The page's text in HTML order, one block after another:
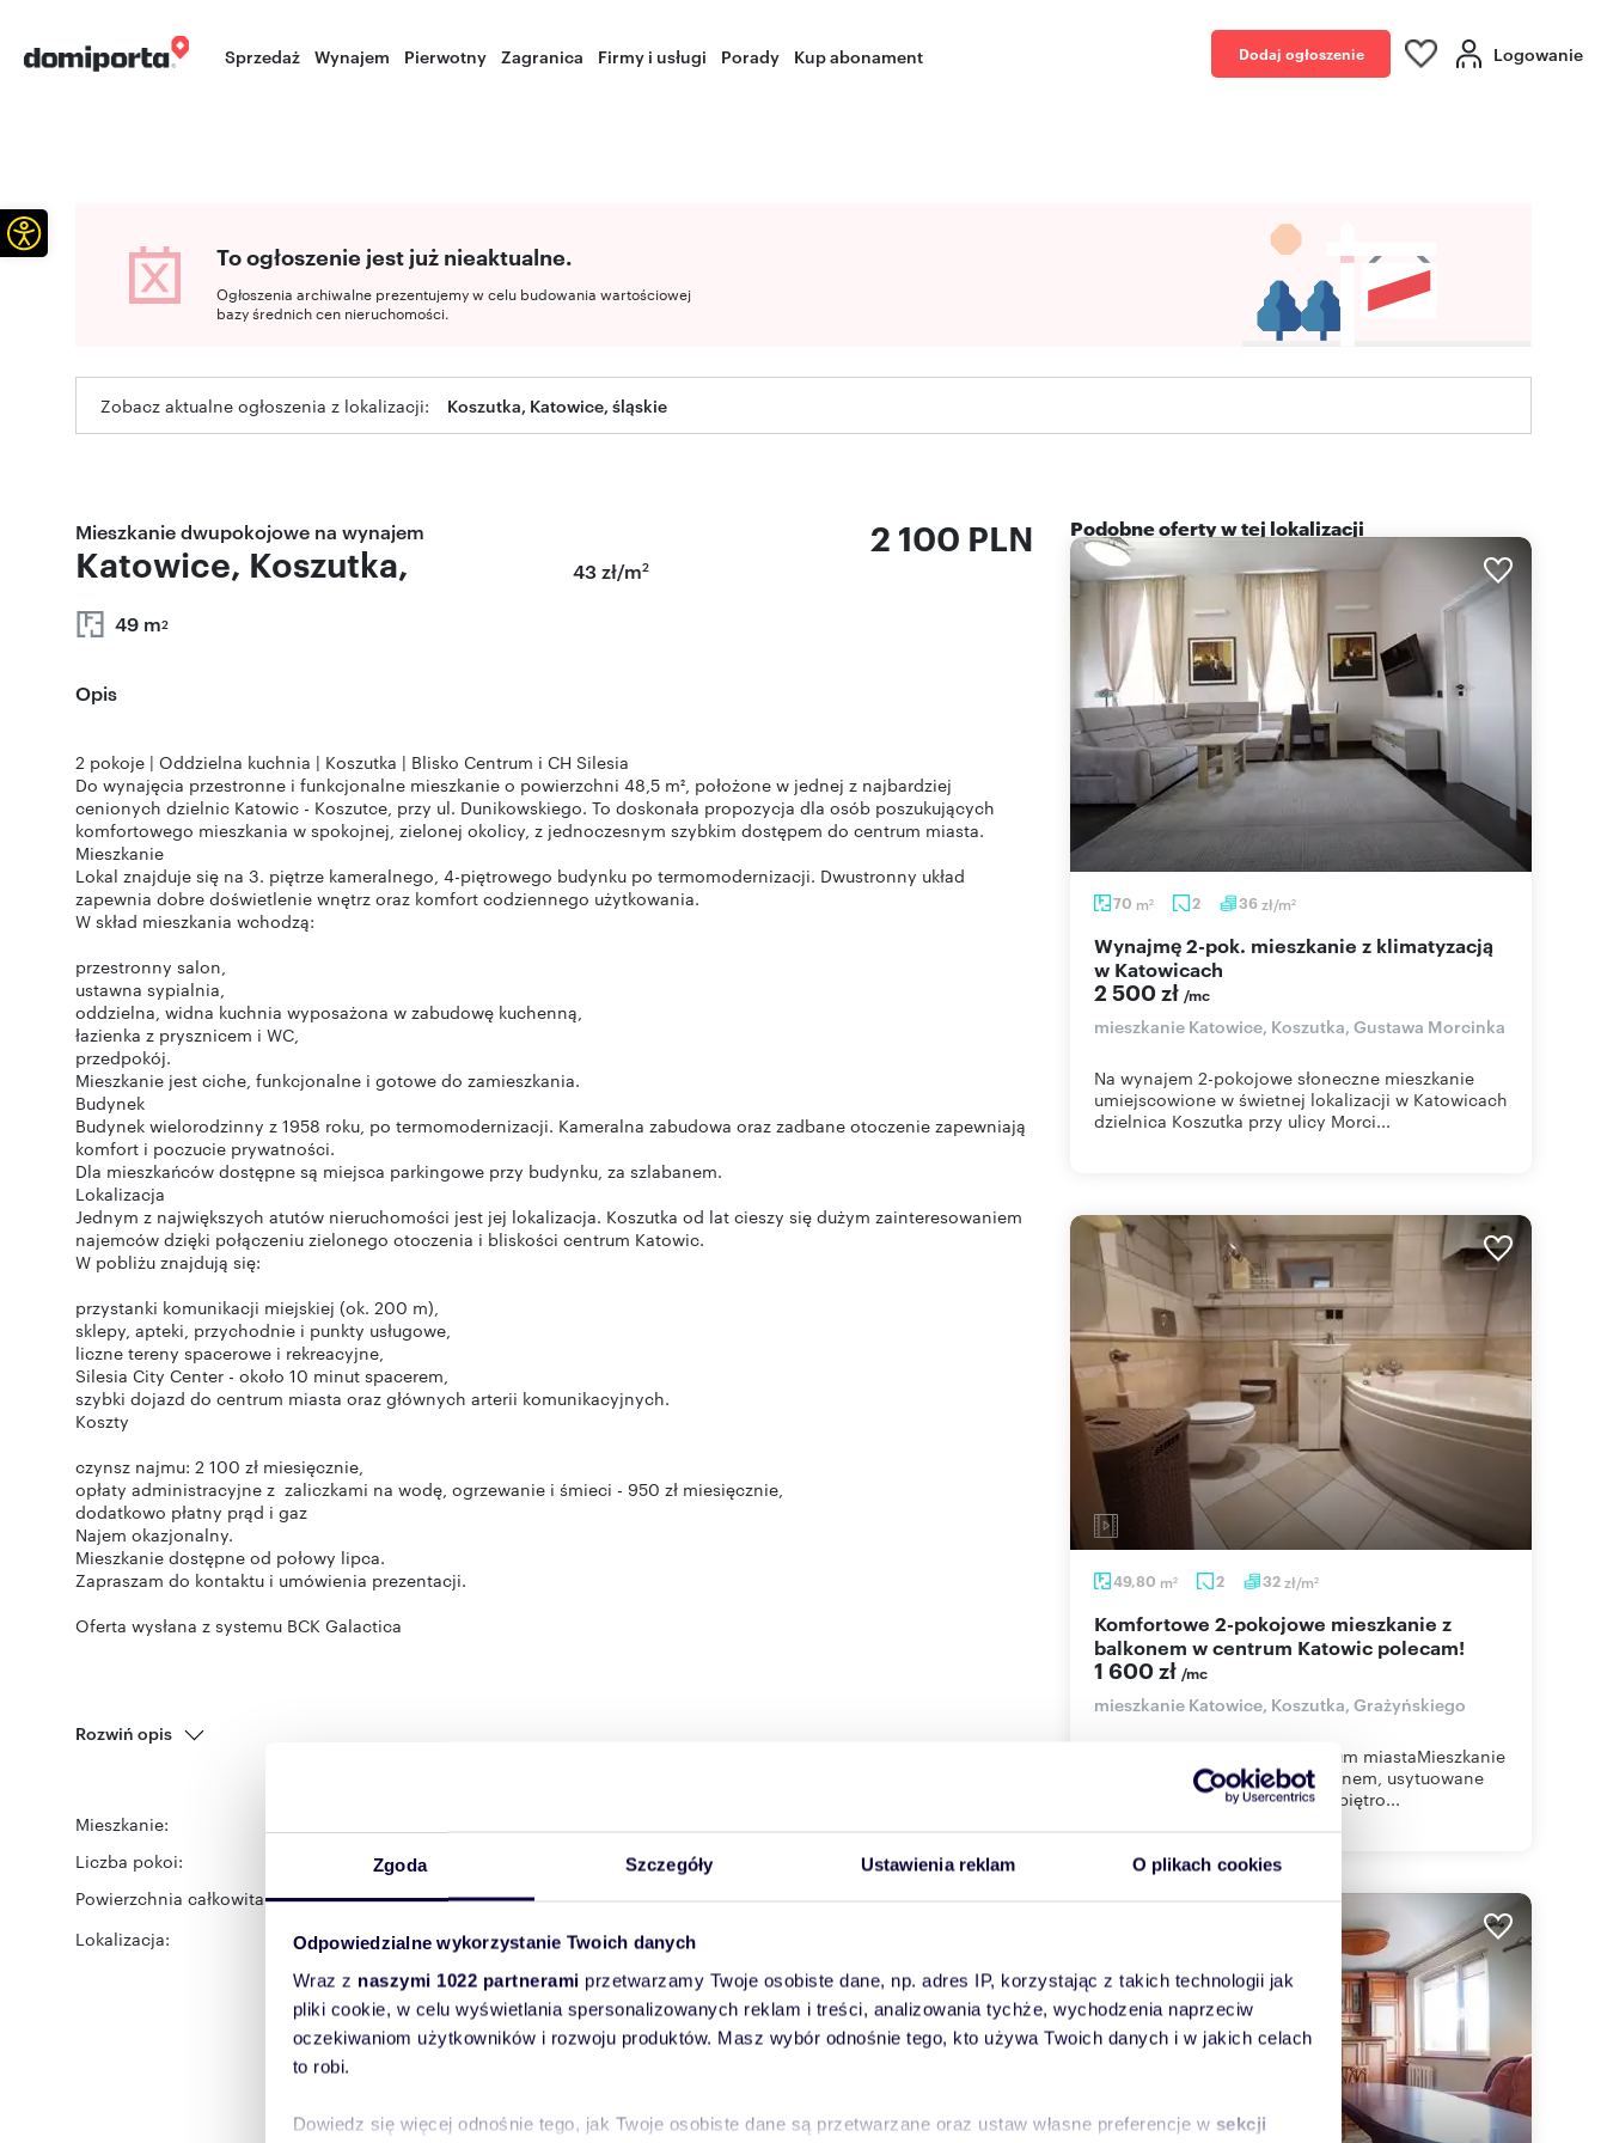
Zgoda Szczegóły Ustawienia reklam O plikach cookies
Odpowiedzialne wykorzystanie Twoich danych
Wraz z naszymi 1022 partnerami przetwarzamy Twoje osobiste dane, np. adres IP, korzystając z takich technologii jak
pliki cookie, w celu wyświetlania spersonalizowanych reklam i treści, analizowania tychże, wychodzenia naprzeciw
oczekiwaniom użytkowników i rozwoju produktów. Masz wybór odnośnie tego, kto używa Twoich danych i w jakich celach
to robi.
Dowiedz się więcej odnośnie tego, jak Twoje osobiste dane są przetwarzane oraz ustaw własne preferencje w sekcji
Sprzedaż Wynajem Pierwotny Zagranica Firmy i usługi Porady Kup abonament Dodaj ogłoszenie Logowanie
To ogłoszenie jest już nieaktualne.
Ogłoszenia archiwalne prezentujemy w celu budowania wartościowej
bazy średnich cen nieruchomości.
Zobacz aktualne ogłoszenia z lokalizacji: Koszutka, Katowice, śląskie
Mieszkanie dwupokojowe na wynajem
Katowice, Koszutka,
49 m2
2 100 PLN
43 zł/m2
Opis
2 pokoje | Oddzielna kuchnia | Koszutka | Blisko Centrum i CH Silesia
Do wynajęcia przestronne i funkcjonalne mieszkanie o powierzchni 48,5 m², położone w jednej z najbardziej
cenionych dzielnic Katowic - Koszutce, przy ul. Dunikowskiego. To doskonała propozycja dla osób poszukujących
komfortowego mieszkania w spokojnej, zielonej okolicy, z jednoczesnym szybkim dostępem do centrum miasta.
Mieszkanie
Lokal znajduje się na 3. piętrze kameralnego, 4-piętrowego budynku po termomodernizacji. Dwustronny układ
zapewnia dobre doświetlenie wnętrz oraz komfort codziennego użytkowania.
W skład mieszkania wchodzą:
przestronny salon,
ustawna sypialnia,
oddzielna, widna kuchnia wyposażona w zabudowę kuchenną,
łazienka z prysznicem i WC,
przedpokój.
Mieszkanie jest ciche, funkcjonalne i gotowe do zamieszkania.
Budynek
Budynek wielorodzinny z 1958 roku, po termomodernizacji. Kameralna zabudowa oraz zadbane otoczenie zapewniają
komfort i poczucie prywatności.
Dla mieszkańców dostępne są miejsca parkingowe przy budynku, za szlabanem.
Lokalizacja
Jednym z największych atutów nieruchomości jest jej lokalizacja. Koszutka od lat cieszy się dużym zainteresowaniem
najemców dzięki połączeniu zielonego otoczenia i bliskości centrum Katowic.
W pobliżu znajdują się:
przystanki komunikacji miejskiej (ok. 200 m),
sklepy, apteki, przychodnie i punkty usługowe,
liczne tereny spacerowe i rekreacyjne,
Silesia City Center - około 10 minut spacerem,
szybki dojazd do centrum miasta oraz głównych arterii komunikacyjnych.
Koszty
czynsz najmu: 2 100 zł miesięcznie,
opłaty administracyjne z zaliczkami na wodę, ogrzewanie i śmieci - 950 zł miesięcznie,
dodatkowo płatny prąd i gaz
Najem okazjonalny.
Mieszkanie dostępne od połowy lipca.
Zapraszam do kontaktu i umówienia prezentacji.
Oferta wysłana z systemu BCK Galactica
Rozwiń opis
Mieszkanie:
Liczba pokoi:
Powierzchnia całkowita: 49 m2
Lokalizacja: województwo:śląskiepowiat:Katowicemiejscowość:
Podobne oferty w tej lokalizacji
70 m2 2 36zł/m2
Wynajmę 2-pok. mieszkanie z klimatyzacją
w Katowicach
2 500 zł /mc
mieszkanie Katowice, Koszutka, Gustawa Morcinka
Na wynajem 2-pokojowe słoneczne mieszkanie
umiejscowione w świetnej lokalizacji w Katowicach
dzielnica Koszutka przy ulicy Morci...
49,80 m2 2 32zł/m2
Komfortowe 2-pokojowe mieszkanie z
balkonem w centrum Katowic polecam!
1 600 zł /mc
mieszkanie Katowice, Koszutka, Grażyńskiego
Katowice, bardzo blisko centrum miastaMieszkanie
o powierzchni 49,8m2, z balkonem, usytuowane
na pierwszym piętrze w ośmiopiętro...
Otwórz pasek narzędzi